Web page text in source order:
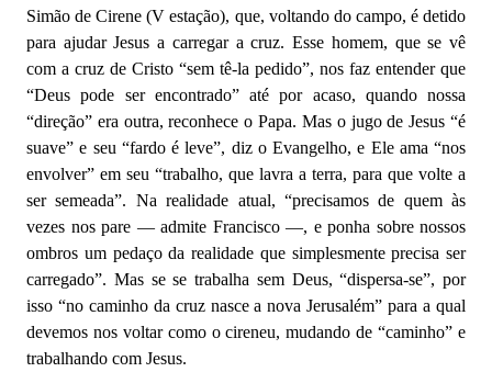
Simão de Cirene (V estação), que, voltando do campo, é detido
para ajudar Jesus a carregar a cruz. Esse homem, que se vê
com a cruz de Cristo “sem tê-la pedido”, nos faz entender que
“Deus pode ser encontrado” até por acaso, quando nossa
“direção” era outra, reconhece o Papa. Mas o jugo de Jesus “é
suave” e seu “fardo é leve”, diz o Evangelho, e Ele ama “nos
envolver” em seu “trabalho, que lavra a terra, para que volte a
ser semeada”. Na realidade atual, “precisamos de quem às
vezes nos pare — admite Francisco —, e ponha sobre nossos
ombros um pedaço da realidade que simplesmente precisa ser
carregado”. Mas se se trabalha sem Deus, “dispersa-se”, por
isso “no caminho da cruz nasce a nova Jerusalém” para a qual
devemos nos voltar como o cireneu, mudando de “caminho” e
trabalhando com Jesus.